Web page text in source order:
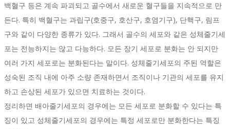
백혈구 등은 계속 파괴되고 골수에서 새로운 혈구들을 지속적으로 만
든다. 특히 백혈구는 과립구(호중구, 호산구, 호염기구), 단핵구, 림프
구와 같이 다양한 종류가 있다. 그래서 골수의 세포와 같은 성체줄기세
포는 전능하지는 않고 다능하다. 모든 장기 세포로 분화는 안 되지만
여러 가지 세포로는 분화된다는 말이다. 성체줄기세포의 주된 역할은
성숙된 조직 내에 아주 소량 존재하면서 조직이나 기관의 세포를 유지
하고 손상된 세포가 있으면 치료하는 것이다.
정리하면 배아줄기세포의 경우에는 모든 세포로 분화할 수 있다는 특
징이 있고 성체줄기세포의 경우에는 특정 세포로만 분화한다는 특징